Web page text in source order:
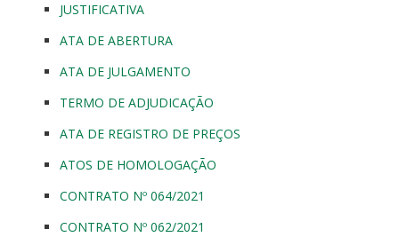
JUSTIFICATIVA
ATA DE ABERTURA
ATA DE JULGAMENTO
TERMO DE ADJUDICAÇÃO
ATA DE REGISTRO DE PREÇOS
ATOS DE HOMOLOGAÇÃO
CONTRATO Nº 064/2021
CONTRATO Nº 062/2021